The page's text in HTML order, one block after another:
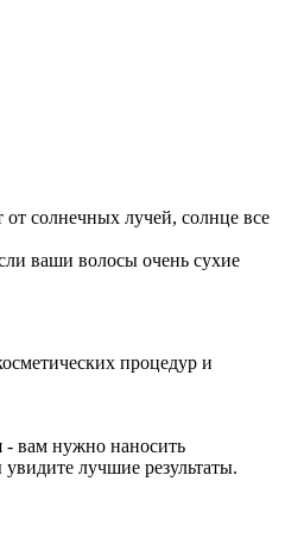
от солнечных лучей, солнце все
ваши волосы очень сухие
процедур и
- вам нужно наносить
лучшие результаты.